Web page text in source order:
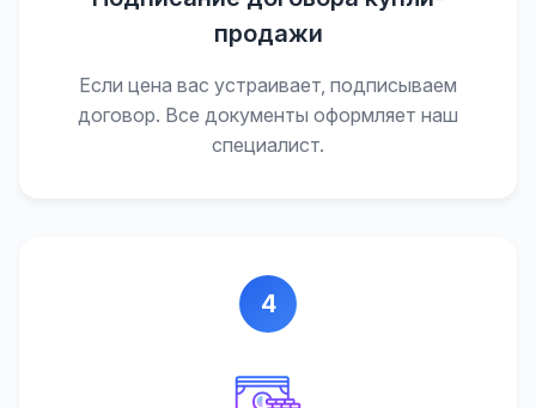
продажи
Если цена вас устраивает, подписываем
договор. Все документы оформляет наш
специалист.
4